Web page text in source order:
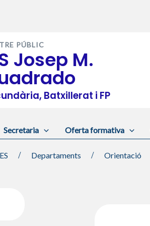
PÚBLIC
Josep M.
Batxillerat i FP
Secretaria Oferta formativa
Departaments Orientació